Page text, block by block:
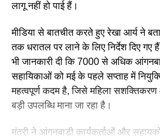
लागू नहीं हो पाई हैं।
मीडिया से बातचीत करते हुए रेखा आर्य ने
तक धरातल पर लाने के लिए निर्देश दिए गए
भी जानकारी दी कि 7000 से अधिक
सहायिकाओं को मई के पहले सप्ताह में
महत्वपूर्ण कदम है, जिसे महिला
बड़ी उपलब्धि माना जा रहा है।
मंत्री ने आंगनबाड़ी कार्यकर्ताओं और